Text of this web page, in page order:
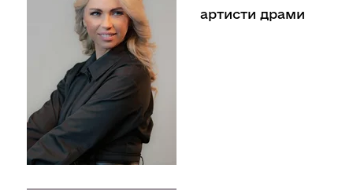
артисти драми